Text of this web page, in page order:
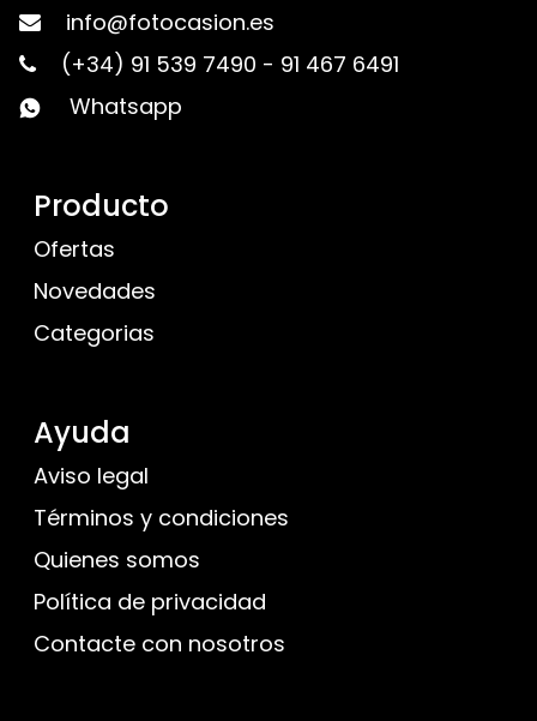
info@fotocasion.es
(+34) 91 539 7490 - 91 467 6491
Whatsapp
Producto
Ofertas
Novedades
Categorias
Ayuda
Aviso legal
Términos y condiciones
Quienes somos
Política de privacidad
Contacte con nosotros